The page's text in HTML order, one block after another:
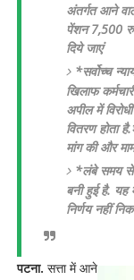
अंतर्गत आने
पेंशन 7,500
दिये जाएं
*सर्वोच्च
खिलाफ
अपील में
वितरण होता
मांग की और
*लंबे समय से
बनी हुई है. यह
निर्णय नहीं
पटना. सत्ता में आने